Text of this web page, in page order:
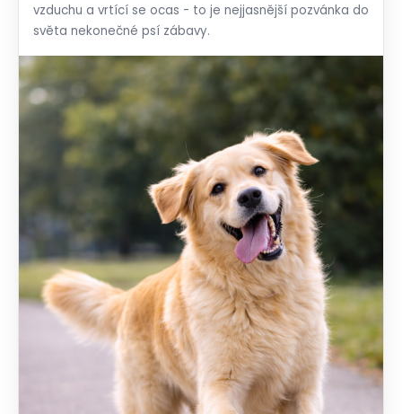
vzduchu a vrtící se ocas - to je nejjasnější pozvánka do
světa nekonečné psí zábavy.